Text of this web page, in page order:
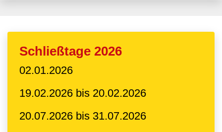
Schließtage 2026
02.01.2026
19.02.2026 bis 20.02.2026
20.07.2026 bis 31.07.2026